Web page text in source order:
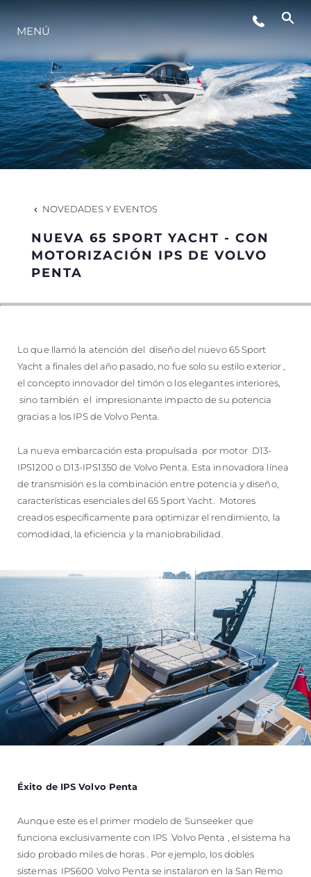
ESTILO DE VIDA
INNOVACIÓN
¿QUIÉNES SOMOS?
EL EQUIPO
HISTORIA
VALORE SU EMBARCACIÓN
MENÚ
NOVEDADES Y EVENTOS
NUEVA 65 SPORT YACHT - CON
MOTORIZACIÓN IPS DE VOLVO
PENTA
Lo que llamó la atención del diseño del nuevo 65 Sport
Yacht a finales del año pasado, no fue solo su estilo exterior ,
el concepto innovador del timón o los elegantes interiores,
sino también el impresionante impacto de su potencia
gracias a los IPS de Volvo Penta.
La nueva embarcación esta propulsada por motor D13-
IPS1200 o D13-IPS1350 de Volvo Penta. Esta innovadora línea
de transmisión es la combinación entre potencia y diseño,
características esenciales del 65 Sport Yacht. Motores
creados específicamente para optimizar el rendimiento, la
comodidad, la eficiencia y la maniobrabilidad.
Éxito de IPS Volvo Penta
Aunque este es el primer modelo de Sunseeker que
funciona exclusivamente con IPS Volvo Penta , el sistema ha
sido probado miles de horas . Por ejemplo, los dobles
sistemas IPS600 Volvo Penta se instalaron en la San Remo